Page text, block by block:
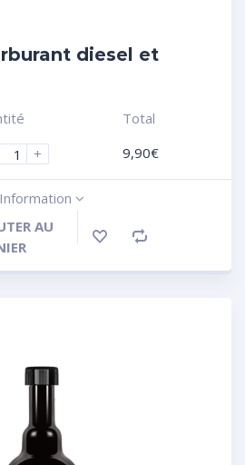
diesel et
+
Total
9,90€
Information
AU